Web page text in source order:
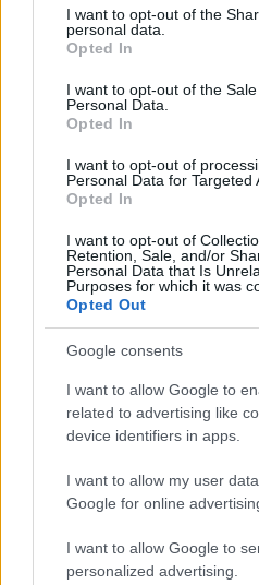
not limited to your visit or usage
grant or deny consent to
use your data for below
consent section.
I want to opt-out of the
personal data.
Opted In
I want to opt-out of the
Personal Data.
Opted In
I want to opt-out of
Personal Data for Targeted
Opted In
I want to opt-out of
Retention, Sale, and/or
Personal Data that Is
Purposes for which it was
Opted Out
Google consents
I want to allow Google to
related to advertising like
device identifiers in apps.
I want to allow my user
Google for online
I want to allow Google to
personalized advertising.
AUTORE
Staff